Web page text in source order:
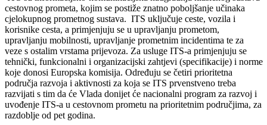
cestovnog prometa, kojim se postiže znatno poboljšanje učinaka
cjelokupnog prometnog sustava. ITS uključuje ceste, vozila i
korisnike cesta, a primjenjuju se u upravljanju prometom,
upravljanju mobilnosti, upravljanje prometnim incidentima te za
veze s ostalim vrstama prijevoza. Za usluge ITS-a primjenjuju se
tehnički, funkcionalni i organizacijski zahtjevi (specifikacije) i norme
koje donosi Europska komisija. Određuju se četiri prioritetna
područja razvoja i aktivnosti za koja se ITS prvenstveno treba
razvijati s tim da će Vlada donijet će nacionalni program za razvoj i
uvođenje ITS-a u cestovnom prometu na prioritetnim područjima, za
razdoblje od pet godina.